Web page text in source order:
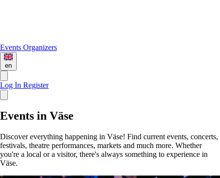
Events Organizers
en
Log In Register
Events in Väse
Discover everything happening in Väse! Find current events, concerts,
festivals, theatre performances, markets and much more. Whether
you're a local or a visitor, there's always something to experience in
Väse.